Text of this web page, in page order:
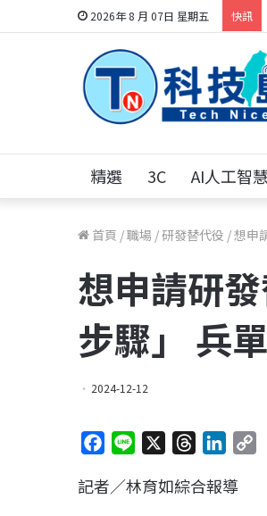
2026年 8 月 07日 星期五 快訊
精選 3C AI人工智慧
首頁 /職場 / 研發替代役 /想申
想申請研
步驟」 兵
2024-12-12
c
n
r
n
記者／林育如綜合報導